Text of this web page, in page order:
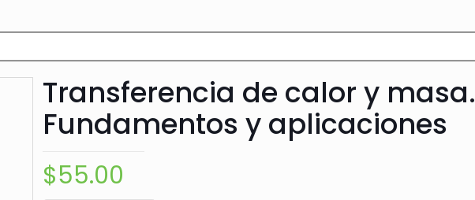
Transferencia de calor y masa.
Fundamentos y aplicaciones
$55.00